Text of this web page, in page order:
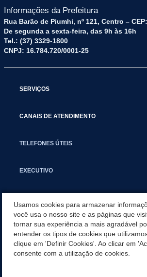
Informações da Prefeitura
Rua Barão de Piumhi, nº 121, Centro –
De segunda a sexta-feira, das 9h às 16h
Tel.: (37) 3329-1800
CNPJ: 16.784.720/0001-25
SERVIÇOS
CANAIS DE ATENDIMENTO
TELEFONES ÚTEIS
EXECUTIVO
APLICATIVO
SECRETARIAS
Usamos cookies para armazenar
você usa o nosso site e as páginas que
tornar sua experiência a mais agradável
entender os tipos de cookies que
clique em 'Definir Cookies'. Ao clicar em
consente com a utilização de cookies.